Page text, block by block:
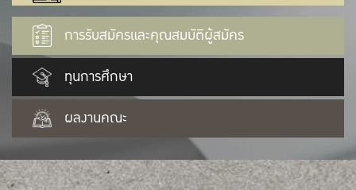
การรับสมัครและคุณสมบัติผู้สมัคร
ทุนการศึกษา
ผลงานคณะ